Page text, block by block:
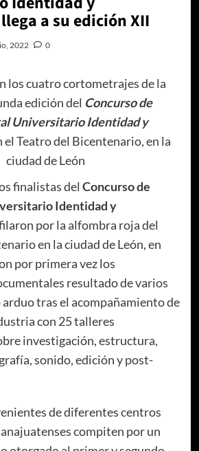
a su edición XII
2022 0
los cuatro cortometrajes de la
edición del Concurso de
Universitario Identidad y
el Teatro del Bicentenario, en la
ciudad de León
finalistas del Concurso de
Identidad y
por la alfombra roja del
en la ciudad de León, en
por primera vez los
resultado de varios
arduo tras el acompañamiento de
con 25 talleres
investigación, estructura,
sonido, edición y post-
de diferentes centros
compiten por un